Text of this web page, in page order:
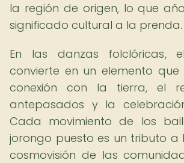
la región de origen, lo que
significado cultural a la prenda.
En las danzas folclóricas,
convierte en un elemento
conexión con la tierra, el
antepasados y la
Cada movimiento de los
jorongo puesto es un tributo a
cosmovisión de las